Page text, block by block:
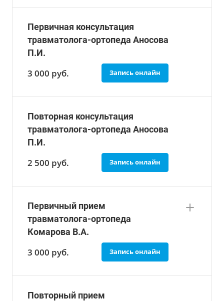
Первичная консультация
травматолога-ортопеда Аносова
П.И.
3 000 руб. Запись онлайн
Повторная консультация
травматолога-ортопеда Аносова
П.И.
2 500 руб. Запись онлайн
Первичный прием
травматолога-ортопеда
Комарова В.А.
3 000 руб. Запись онлайн
Повторный прием